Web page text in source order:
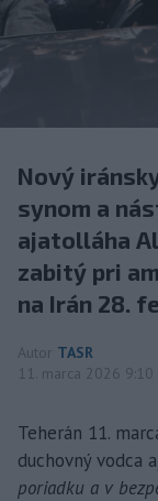
Nový
synom a
ajatolláha
zabitý pri
na Irán 28.
Autor TASR
11. marca 2026 9:10
Teherán 11.
duchovný vodca
poriadku a v